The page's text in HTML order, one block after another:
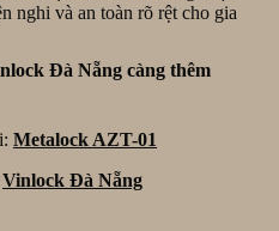
nghi và an toàn rõ rệt cho gia
Đà Nẵng càng thêm
Metalock AZT-01
Vinlock Đà Nẵng